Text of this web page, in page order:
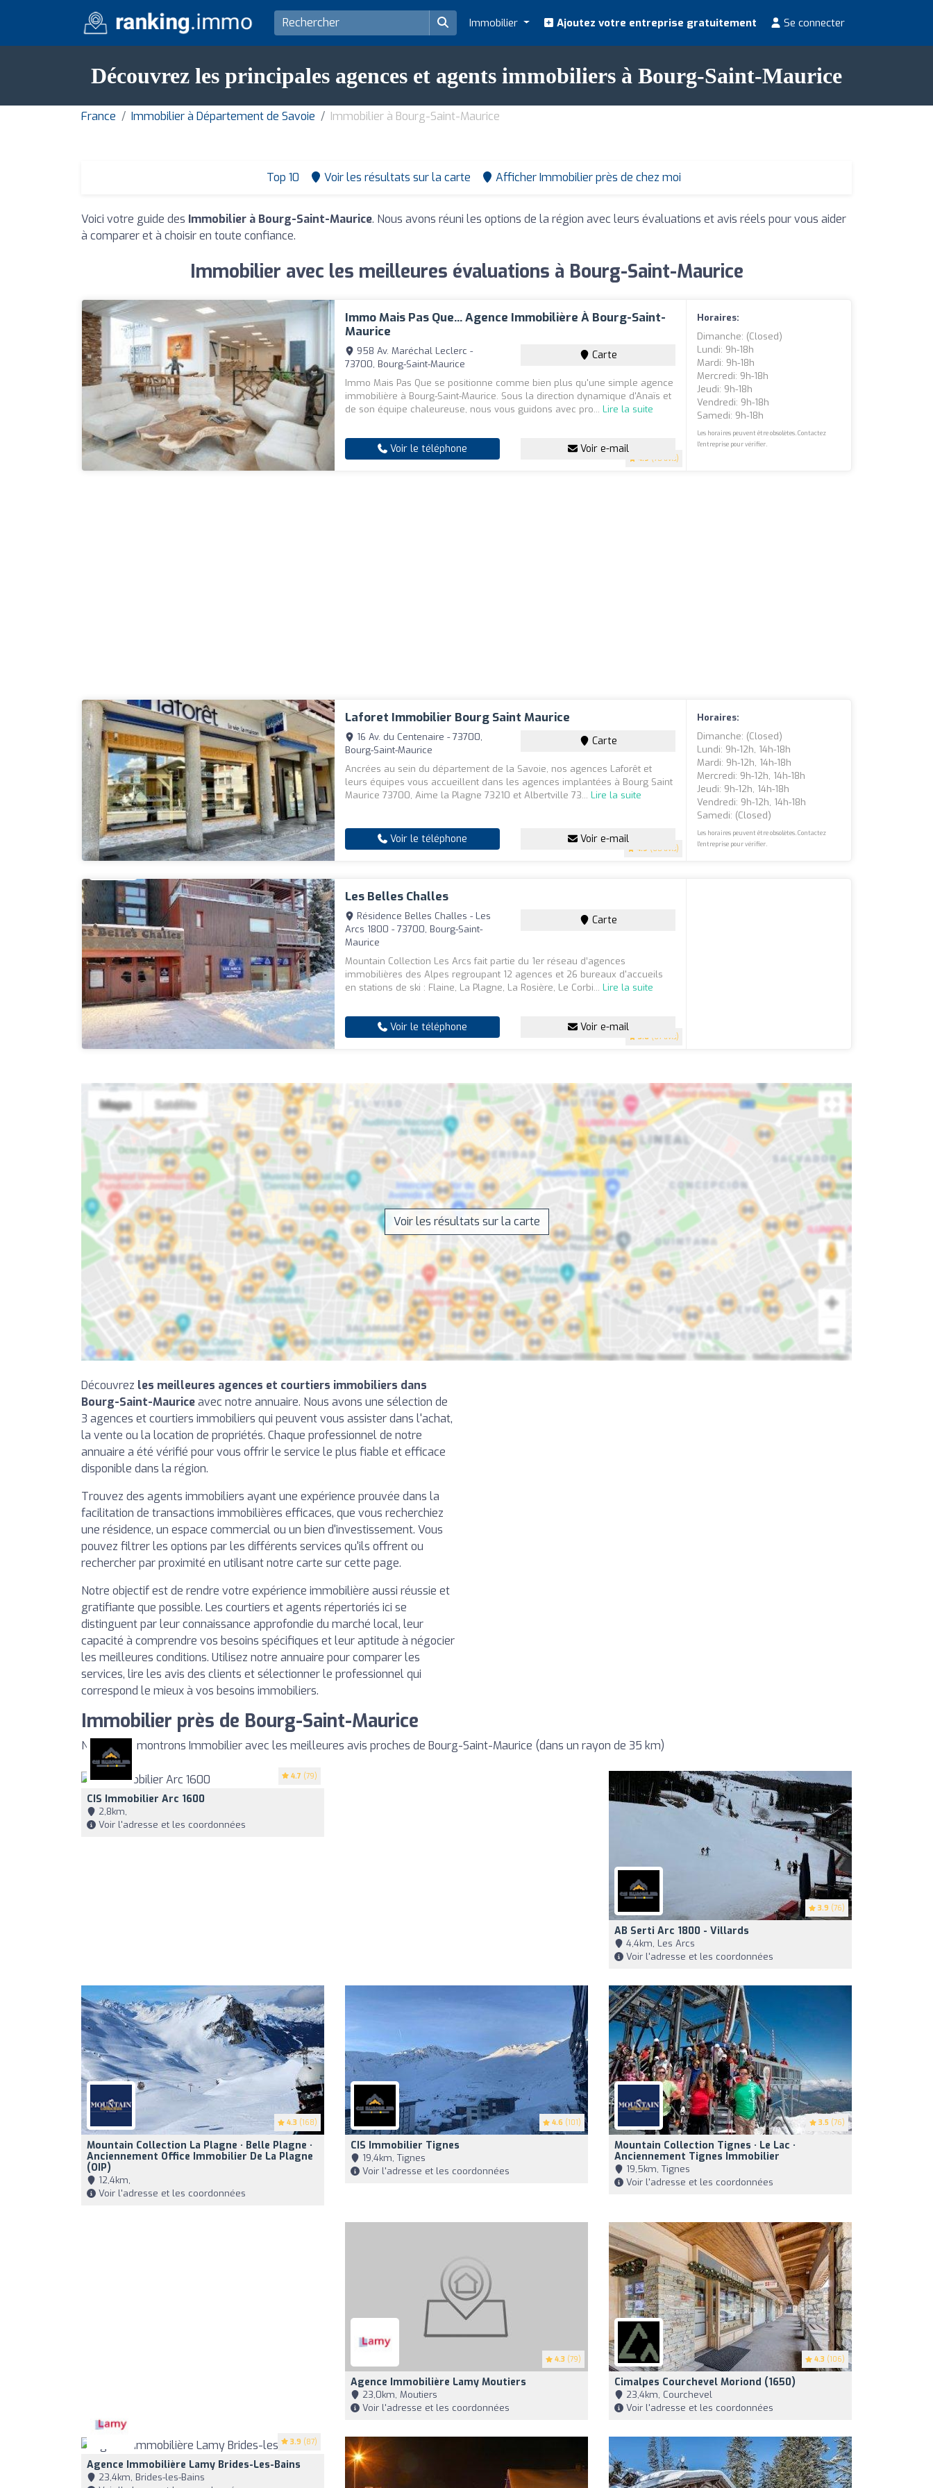
Immobilier Ajoutez votre entreprise gratuitement Se connecter
Découvrez les principales agences et agents immobiliers à Bourg-Saint-Maurice
France Immobilier à Département de Savoie Immobilier à Bourg-Saint-Maurice
Top 10 Voir les résultats sur la carte Afficher Immobilier près de chez moi
Voici votre guide des Immobilier à Bourg-Saint-Maurice. Nous avons réuni les options de la région avec leurs évaluations et avis réels pour vous aider
à comparer et à choisir en toute confiance.
Immobilier avec les meilleures évaluations à Bourg-Saint-Maurice
Immo Mais Pas Que... Agence Immobilière À Bourg-Saint-
Maurice
4.9 (78 avis)
958 Av. Maréchal Leclerc -
73700, Bourg-Saint-Maurice
Carte
Immo Mais Pas Que se positionne comme bien plus qu'une simple agence
immobilière à Bourg-Saint-Maurice. Sous la direction dynamique d'Anaïs et
de son équipe chaleureuse, nous vous guidons avec pro...Lire la suite
Voir le téléphone Voir e-mail
Horaires:
Dimanche: (closed)
Lundi: 9h-18h
Mardi: 9h-18h
Mercredi: 9h-18h
Jeudi: 9h-18h
Vendredi: 9h-18h
Samedi: 9h-18h
Les horaires peuvent être obsolètes. Contactez
l'entreprise pour vérifier.
Laforet Immobilier Bourg Saint Maurice
4.9 (68 avis)
16 Av. du Centenaire - 73700,
Bourg-Saint-Maurice
Carte
Ancrées au sein du département de la Savoie, nos agences Laforêt et
leurs équipes vous accueillent dans les agences implantées à Bourg Saint
Maurice 73700, Aime la Plagne 73210 et Albertville 73...Lire la suite
Voir le téléphone Voir e-mail
Horaires:
Dimanche: (closed)
Lundi: 9h-12h, 14h-18h
Mardi: 9h-12h, 14h-18h
Mercredi: 9h-12h, 14h-18h
Jeudi: 9h-12h, 14h-18h
Vendredi: 9h-12h, 14h-18h
Samedi: (closed)
Les horaires peuvent être obsolètes. Contactez
l'entreprise pour vérifier.
Les Belles Challes
3.6 (67 avis)
Résidence Belles Challes - Les
Arcs 1800 - 73700, Bourg-Saint-
Maurice
Carte
Mountain Collection Les Arcs fait partie du 1er réseau d’agences
immobilières des Alpes regroupant 12 agences et 26 bureaux d'accueils
en stations de ski : Flaine, La Plagne, La Rosière, Le Corbi...Lire la suite
Voir le téléphone Voir e-mail
Voir les résultats sur la carte
Découvrez les meilleures agences et courtiers immobiliers dans
Bourg-Saint-Mauriceavec notre annuaire. Nous avons une sélection de
3 agences et courtiers immobiliers qui peuvent vous assister dans l'achat,
la vente ou la location de propriétés. Chaque professionnel de notre
annuaire a été vérifié pour vous offrir le service le plus fiable et efficace
disponible dans la région.
Trouvez des agents immobiliers ayant une expérience prouvée dans la
facilitation de transactions immobilières efficaces, que vous recherchiez
une résidence, un espace commercial ou un bien d'investissement. Vous
pouvez filtrer les options par les différents services qu'ils offrent ou
rechercher par proximité en utilisant notre carte sur cette page.
Notre objectif est de rendre votre expérience immobilière aussi réussie et
gratifiante que possible. Les courtiers et agents répertoriés ici se
distinguent par leur connaissance approfondie du marché local, leur
capacité à comprendre vos besoins spécifiques et leur aptitude à négocier
les meilleures conditions. Utilisez notre annuaire pour comparer les
services, lire les avis des clients et sélectionner le professionnel qui
correspond le mieux à vos besoins immobiliers.
Immobilier près de Bourg-Saint-Maurice
Nous vous montrons Immobilier avec les meilleures avis proches de Bourg-Saint-Maurice (dans un rayon de 35 km)
4.7 (79)
CIS Immobilier Arc 1600
2,8km,
Voir l'adresse et les coordonnées
3.9 (76)
AB Serti Arc 1800 - Villards
4,4km, Les Arcs
Voir l'adresse et les coordonnées
4.3 (168)
Mountain Collection La Plagne · Belle Plagne ·
Anciennement Office Immobilier De La Plagne
(OIP)
12,4km,
Voir l'adresse et les coordonnées
4.6 (101)
CIS Immobilier Tignes
19,4km, Tignes
Voir l'adresse et les coordonnées
3.5 (76)
Mountain Collection Tignes · Le Lac ·
Anciennement Tignes Immobilier
19,5km, Tignes
Voir l'adresse et les coordonnées
4.3 (79)
Agence Immobilière Lamy Moutiers
23,0km, Moutiers
Voir l'adresse et les coordonnées
4.3 (106)
Cimalpes Courchevel Moriond (1650)
23,4km, Courchevel
Voir l'adresse et les coordonnées
3.9 (87)
Agence Immobilière Lamy Brides-Les-Bains
23,4km, Brides-les-Bains